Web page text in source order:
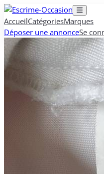
AccueilCatégoriesMarques
Déposer une annonceSe